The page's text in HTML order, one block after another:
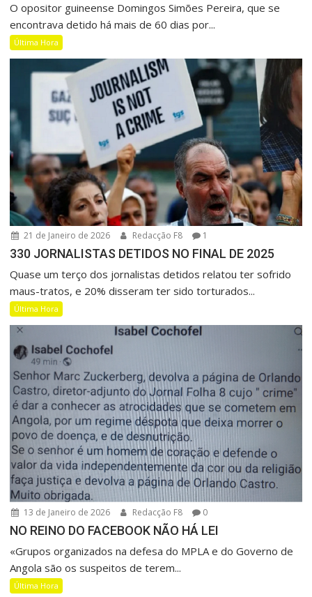
O opositor guineense Domingos Simões Pereira, que se
encontrava detido há mais de 60 dias por...
Última Hora
21 de Janeiro de 2026 Redacção F8 1
330 JORNALISTAS DETIDOS NO FINAL DE 2025
Quase um terço dos jornalistas detidos relatou ter sofrido
maus-tratos, e 20% disseram ter sido torturados...
Última Hora
13 de Janeiro de 2026 Redacção F8 0
NO REINO DO FACEBOOK NÃO HÁ LEI
«Grupos organizados na defesa do MPLA e do Governo de
Angola são os suspeitos de terem...
Última Hora